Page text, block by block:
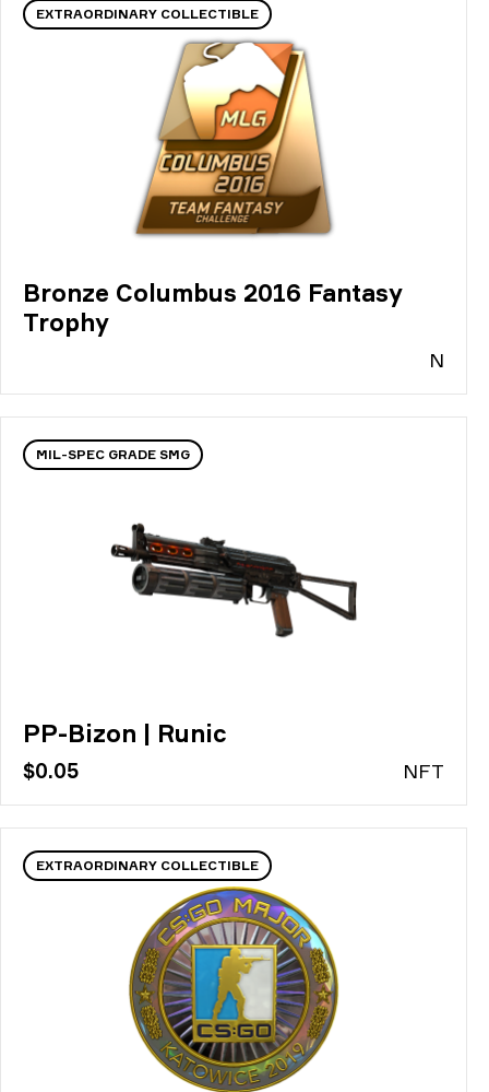
EXTRAORDINARY COLLECTIBLE
Bronze Columbus 2016 Fantasy
Trophy
N
MIL-SPEC GRADE SMG
PP-Bizon | Runic
$0.05 NFT
EXTRAORDINARY COLLECTIBLE